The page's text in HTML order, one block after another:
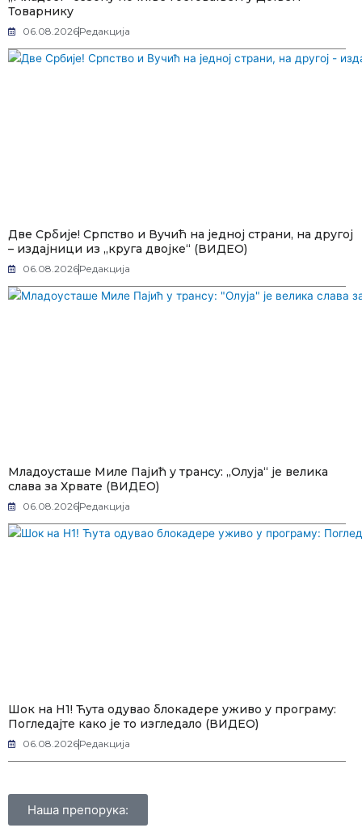
Товарнику
06.08.2026Редакција
Две Србије! Српство и Вучић на једној страни, на другој
– издајници из „круга двојке“ (ВИДЕО)
06.08.2026Редакција
Младоусташе Миле Пајић у трансу: „Олуја“ је велика
слава за Хрвате (ВИДЕО)
06.08.2026Редакција
Шок на Н1! Ћута одувао блокадере уживо у програму:
Погледајте како је то изгледало (ВИДЕО)
06.08.2026Редакција
Наша препорука: